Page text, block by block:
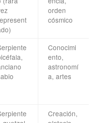
orden
cósmico
Conocimi
ento,
astronomí
a, artes
Creación,